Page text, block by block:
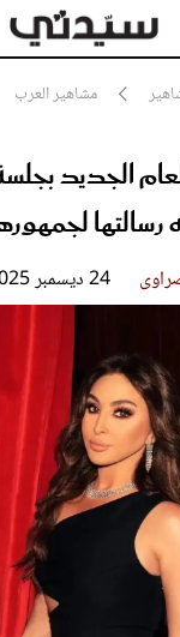
مشاهير العرب
الجديد
24 ديسمبر 2025